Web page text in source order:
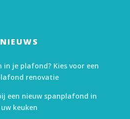
NIEUWS
in je plafond? Kies voor een
renovatie
een nieuw spanplafond in
uw keuken